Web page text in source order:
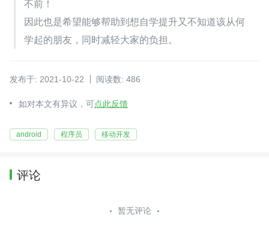
不前！
因此也是希望能够帮助到想自学提升又不知道该从何
学起的朋友，同时减轻大家的负担。
发布于: 2021-10-22 阅读数: 486
如对本文有异议，可点此反馈
android 程序员 移动开发
评论
暂无评论